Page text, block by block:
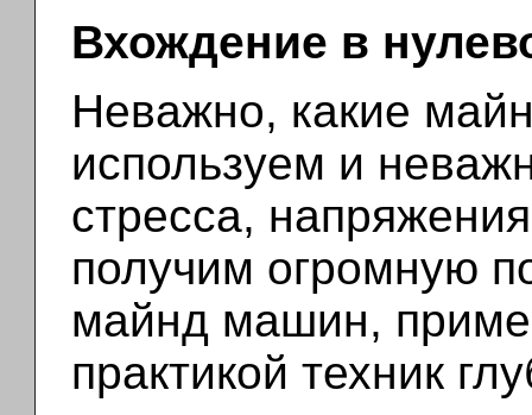
Вхождение в
Неважно, какие
используем и
стресса,
получим огромную
майнд машин,
практикой техник